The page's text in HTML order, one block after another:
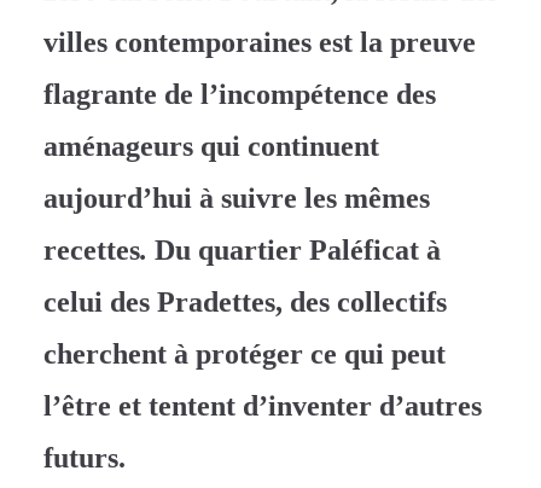
villes contemporaines est la preuve
flagrante de l’incompétence des
aménageurs qui continuent
aujourd’hui à suivre les mêmes
recettes. Du quartier Paléficat à
celui des Pradettes, des collectifs
cherchent à protéger ce qui peut
l’être et tentent d’inventer d’autres
futurs.